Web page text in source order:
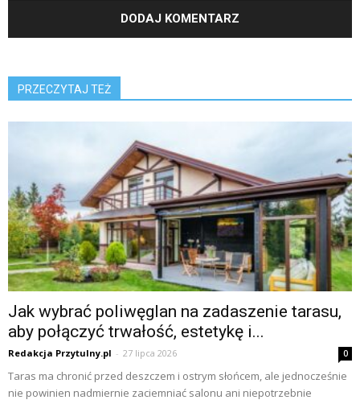
PRZECZYTAJ TEŻ
Jak wybrać poliwęglan na zadaszenie tarasu,
aby połączyć trwałość, estetykę i...
Redakcja Przytulny.pl - 27 lipca 2026 0
Taras ma chronić przed deszczem i ostrym słońcem, ale jednocześnie
nie powinien nadmiernie zaciemniać salonu ani niepotrzebnie